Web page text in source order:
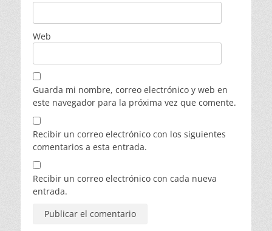
Web
Guarda mi nombre, correo electrónico y web en
este navegador para la próxima vez que comente.
Recibir un correo electrónico con los siguientes
comentarios a esta entrada.
Recibir un correo electrónico con cada nueva
entrada.